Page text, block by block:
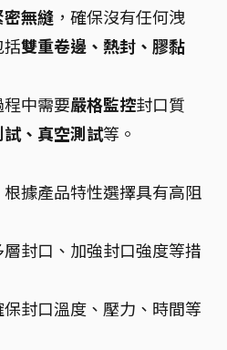
密無縫 ，確保沒有任何洩
雙重卷邊、熱封、膠黏
中需要嚴格監控封口質
、真空測試等。
根據產品特性選擇具有高阻
封口、加強封口強度等措
保封口溫度、壓力、時間等